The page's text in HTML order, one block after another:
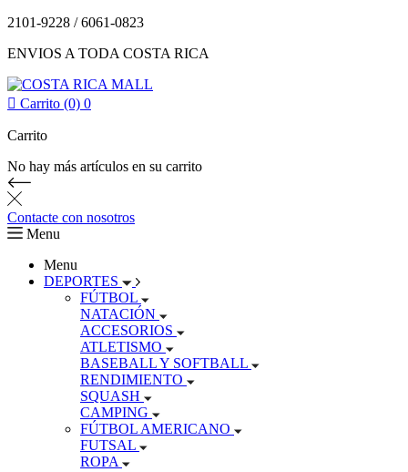
2101-9228 / 6061-0823
ENVIOS A TODA COSTA RICA
 Carrito (0) 0
Carrito
No hay más artículos en su carrito
Contacte con nosotros
Menu
Menu
DEPORTES
FÚTBOL
NATACIÓN
ACCESORIOS
ATLETISMO
BASEBALL Y SOFTBALL
RENDIMIENTO
SQUASH
CAMPING
FÚTBOL AMERICANO
FUTSAL
ROPA